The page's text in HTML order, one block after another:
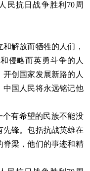
抗日战争胜利70周
解放而牺牲的人们，
侵略而英勇斗争的人
创国家发展新路的人
中国人民将永远铭记他
有希望的民族不能没
锋。包括抗战英雄在
脊梁，他们的事迹和精